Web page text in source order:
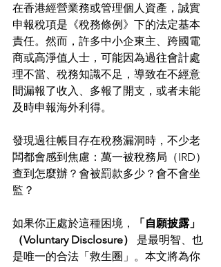
在香港經營業務或管理個人資產，誠實
申報稅項是《稅務條例》下的法定基本
責任。然而，許多中小企東主、跨國電
商或高淨值人士，可能因為過往會計處
理不當、稅務知識不足，導致在不經意
間漏報了收入、多報了開支，或者未能
及時申報海外利得。
發現過往帳目存在稅務漏洞時，不少老
闆都會感到焦慮：萬一被稅務局（IRD）
查到怎麼辦？會被罰款多少？會不會坐
監？
如果你正處於這種困境，
「自願披露」
（Voluntary Disclosure）
是最明智、也
是唯一的合法「救生圈」。本文將為你